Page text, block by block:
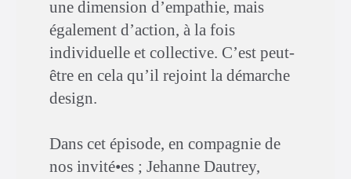
une dimension d’empathie, mais
également d’action, à la fois
individuelle et collective. C’est peut-
être en cela qu’il rejoint la démarche
design.
Dans cet épisode, en compagnie de
nos invité•es ; Jehanne Dautrey,